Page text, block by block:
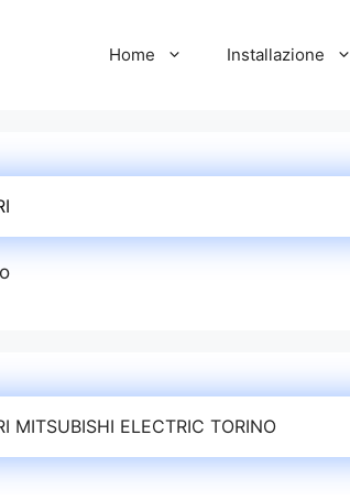
Home Installazione
MITSUBISHI ELECTRIC TORINO